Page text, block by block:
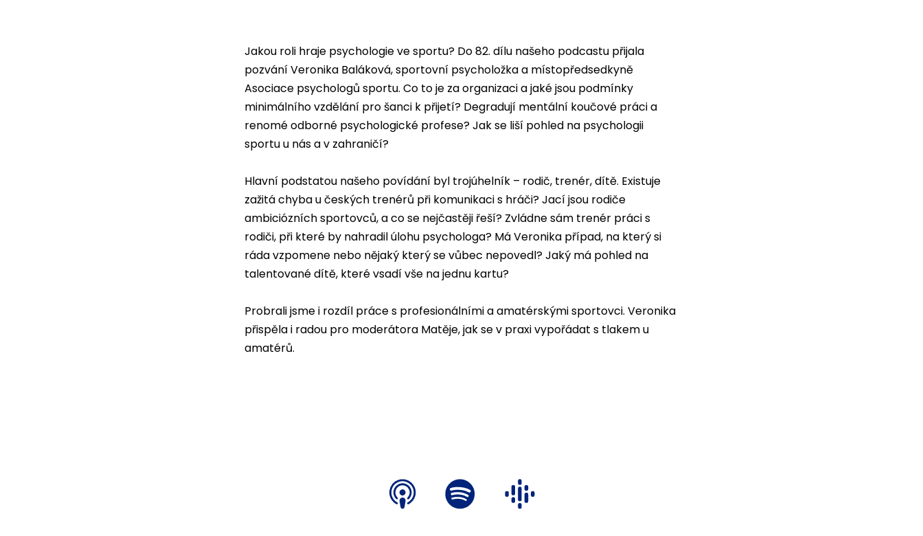
Jakou roli hraje psychologie ve sportu? Do 82. dílu našeho podcastu přijala
pozvání Veronika Baláková, sportovní psycholožka a místopředsedkyně
Asociace psychologů sportu. Co to je za organizaci a jaké jsou podmínky
minimálního vzdělání pro šanci k přijetí? Degradují mentální koučové práci a
renomé odborné psychologické profese? Jak se liší pohled na psychologii
sportu u nás a v zahraničí?
Hlavní podstatou našeho povídání byl trojúhelník – rodič, trenér, dítě. Existuje
zažitá chyba u českých trenérů při komunikaci s hráči? Jací jsou rodiče
ambiciózních sportovců, a co se nejčastěji řeší? Zvládne sám trenér práci s
rodiči, při které by nahradil úlohu psychologa? Má Veronika případ, na který si
ráda vzpomene nebo nějaký který se vůbec nepovedl? Jaký má pohled na
talentované dítě, které vsadí vše na jednu kartu?
Probrali jsme i rozdíl práce s profesionálními a amatérskými sportovci. Veronika
přispěla i radou pro moderátora Matěje, jak se v praxi vypořádat s tlakem u
amatérů.